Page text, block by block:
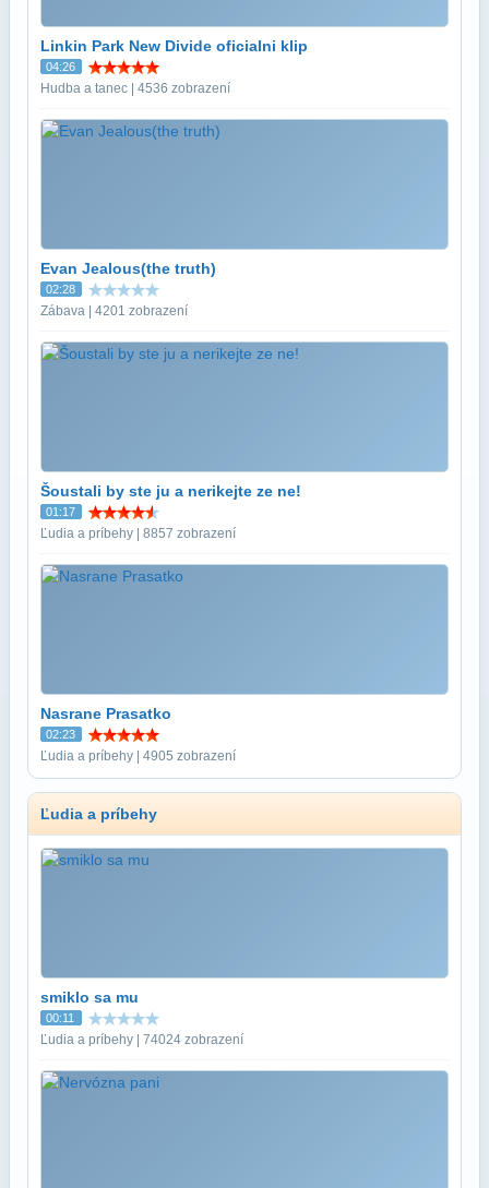
Linkin Park New Divide oficialni klip
04:26
Hudba a tanec | 4536 zobrazení
Evan Jealous(the truth)
02:28
Zábava | 4201 zobrazení
Šoustali by ste ju a nerikejte ze ne!
01:17
Ľudia a príbehy | 8857 zobrazení
Nasrane Prasatko
02:23
Ľudia a príbehy | 4905 zobrazení
Ľudia a príbehy
smiklo sa mu
00:11
Ľudia a príbehy | 74024 zobrazení